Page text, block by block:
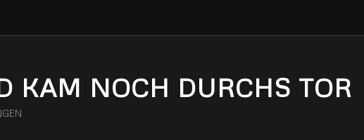
KAM NOCH DURCHS TOR